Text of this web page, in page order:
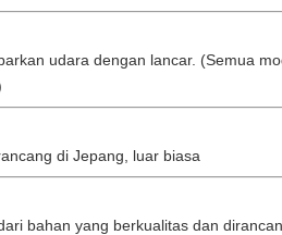
udara dengan lancar. (Semua
di Jepang, luar biasa
bahan yang berkualitas dan